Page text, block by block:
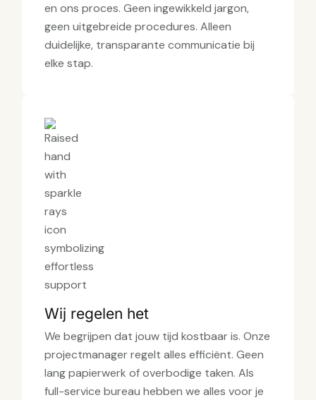
en ons proces. Geen ingewikkeld jargon,
geen uitgebreide procedures. Alleen
duidelijke, transparante communicatie bij
elke stap.
Wij regelen het
We begrijpen dat jouw tijd kostbaar is. Onze
projectmanager regelt alles efficiënt. Geen
lang papierwerk of overbodige taken. Als
full-service bureau hebben we alles voor je